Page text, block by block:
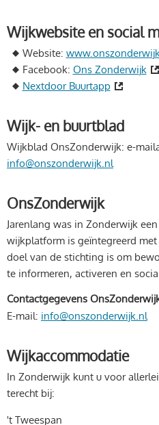
Wijkwebsite en social
Website:
Facebook: Ons Zonderwijk
Nextdoor Buurtapp
Wijk- en buurtblad
Wijkblad OnsZonderwijk: e-
info@onszonderwijk.nl
OnsZonderwijk
Jarenlang was in Zonderwijk
wijkplatform is geïntegreerd
doel van de stichting is om
te informeren, activeren en
Contactgegevens
E-mail: info@onszonderwijk.nl
Wijkaccommodatie
In Zonderwijk kunt u voor
terecht bij:
't Tweespan